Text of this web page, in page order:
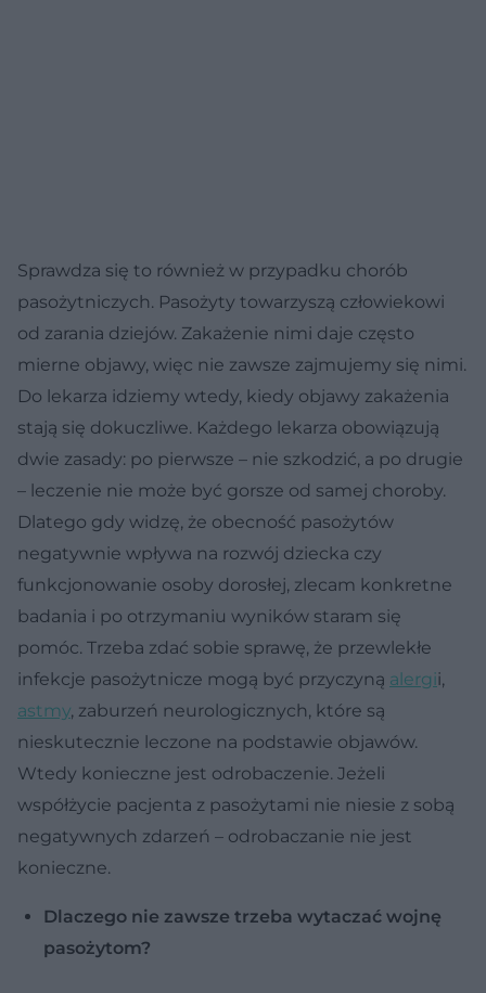
Sprawdza się to również w przypadku chorób
pasożytniczych. Pasożyty towarzyszą człowiekowi
od zarania dziejów. Zakażenie nimi daje często
mierne objawy, więc nie zawsze zajmujemy się nimi.
Do lekarza idziemy wtedy, kiedy objawy zakażenia
stają się dokuczliwe. Każdego lekarza obowiązują
dwie zasady: po pierwsze – nie szkodzić, a po drugie
– leczenie nie może być gorsze od samej choroby.
Dlatego gdy widzę, że obecność pasożytów
negatywnie wpływa na rozwój dziecka czy
funkcjonowanie osoby dorosłej, zlecam konkretne
badania i po otrzymaniu wyników staram się
pomóc. Trzeba zdać sobie sprawę, że przewlekłe
infekcje pasożytnicze mogą być przyczyną alergii,
astmy, zaburzeń neurologicznych, które są
nieskutecznie leczone na podstawie objawów.
Wtedy konieczne jest odrobaczenie. Jeżeli
współżycie pacjenta z pasożytami nie niesie z sobą
negatywnych zdarzeń – odrobaczanie nie jest
konieczne.
Dlaczego nie zawsze trzeba wytaczać wojnę
pasożytom?